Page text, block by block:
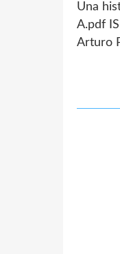
Una
A.pdf
Arturo